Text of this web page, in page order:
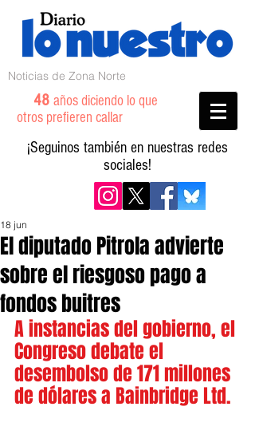
Noticias de Zona Norte
48 años diciendo lo que
otros prefieren callar
¡Seguinos también en nuestras redes
sociales!
El diputado Pitrola advierte
sobre el riesgoso pago a
fondos buitres
18 jun
A instancias del gobierno, el
Congreso debate el
desembolso de 171 millones
de dólares a Bainbridge Ltd.